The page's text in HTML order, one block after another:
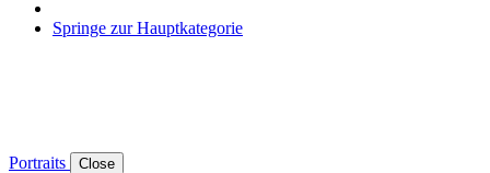
Springe zur Hauptkategorie
Portraits Close